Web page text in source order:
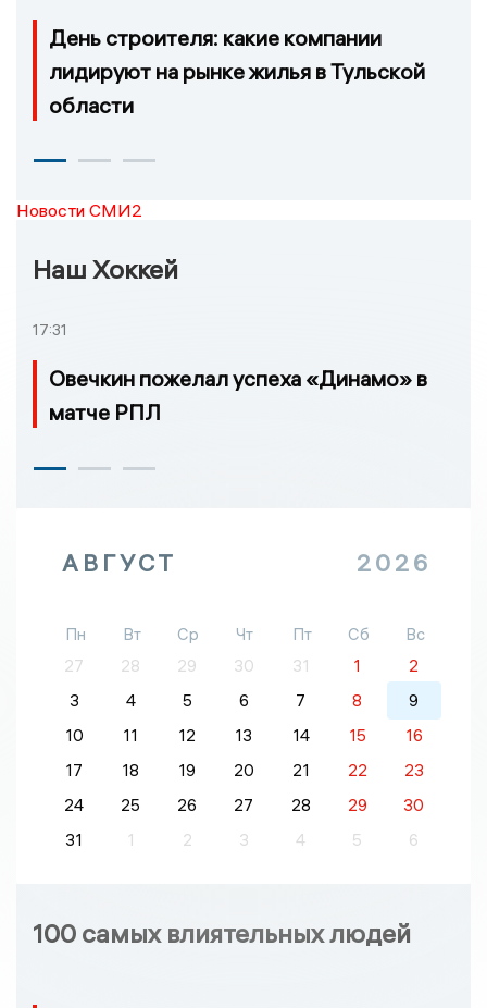
День строителя: какие компании
лидируют на рынке жилья в Тульской
области
Новости СМИ2
Наш Хоккей
17:31
Овечкин пожелал успеха «Динамо» в
матче РПЛ
АВГУСТ 2026
Пн Вт Ср Чт Пт Сб
Вс
27
28 29 30 31 1
2
3
4 5 6 7 8
9
10
11 12 13 14 15
16
17
18 19 20 21 22
23
24
25 26 27 28 29
30
31
1 2 3 4 5 6
100 самых влиятельных людей